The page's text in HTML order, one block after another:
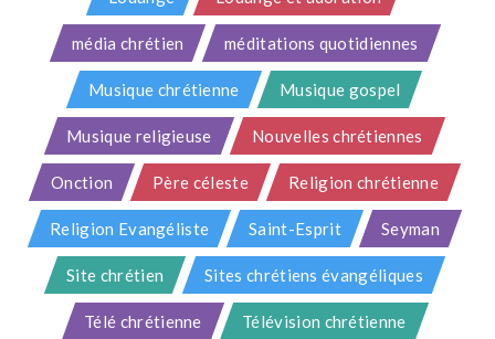
média chrétien méditations quotidiennes
Musique chrétienne Musique gospel
Musique religieuse Nouvelles chrétiennes
Onction Père céleste Religion chrétienne
Religion Evangéliste Saint-Esprit Seyman
Site chrétien Sites chrétiens évangéliques
Télé chrétienne Télévision chrétienne